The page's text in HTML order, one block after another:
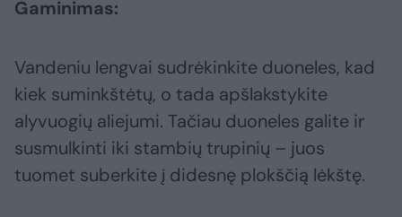
Gaminimas:
Vandeniu lengvai sudrėkinkite duoneles, kad
kiek suminkštėtų, o tada apšlakstykite
alyvuogių aliejumi. Tačiau duoneles galite ir
susmulkinti iki stambių trupinių – juos
tuomet suberkite į didesnę plokščią lėkštę.